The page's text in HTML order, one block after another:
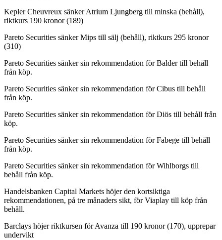
Kepler Cheuvreux sänker Atrium Ljungberg till minska (behåll),
riktkurs 190 kronor (189)
Pareto Securities sänker Mips till sälj (behåll), riktkurs 295 kronor
(310)
Pareto Securities sänker sin rekommendation för Balder till behåll
från köp.
Pareto Securities sänker sin rekommendation för Cibus till behåll
från köp.
Pareto Securities sänker sin rekommendation för Diös till behåll från
köp.
Pareto Securities sänker sin rekommendation för Fabege till behåll
från köp.
Pareto Securities sänker sin rekommendation för Wihlborgs till
behåll från köp.
Handelsbanken Capital Markets höjer den kortsiktiga
rekommendationen, på tre månaders sikt, för Viaplay till köp från
behåll.
Barclays höjer riktkursen för Avanza till 190 kronor (170), upprepar
undervikt